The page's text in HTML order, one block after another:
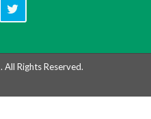
. All Rights Reserved.